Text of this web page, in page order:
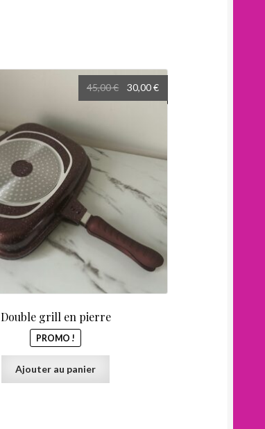
Double grill en pierre
PROMO !
45,00€
Le
prix
45,00 €.
30,00€Le
prix
Ajouter au panier